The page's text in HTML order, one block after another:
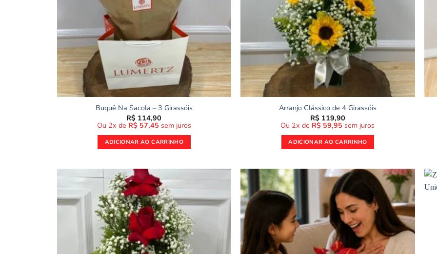
Buquê Na Sacola – 3 Girassóis
R$ 114,90
Ou 2x de R$ 57,45 sem juros
ADICIONAR AO CARRINHO
Arranjo Clássico de 4 Girassóis
R$ 119,90
Ou 2x de R$ 59,95 sem juros
ADICIONAR AO CARRINHO